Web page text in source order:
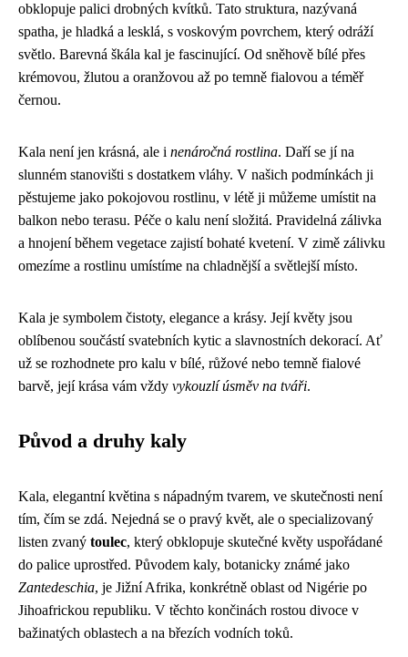
obklopuje palici drobných kvítků. Tato struktura, nazývaná
spatha, je hladká a lesklá, s voskovým povrchem, který odráží
světlo. Barevná škála kal je fascinující. Od sněhově bílé přes
krémovou, žlutou a oranžovou až po temně fialovou a téměř
černou.
Kala není jen krásná, ale i nenáročná rostlina. Daří se jí na
slunném stanovišti s dostatkem vláhy. V našich podmínkách ji
pěstujeme jako pokojovou rostlinu, v létě ji můžeme umístit na
balkon nebo terasu. Péče o kalu není složitá. Pravidelná zálivka
a hnojení během vegetace zajistí bohaté kvetení. V zimě zálivku
omezíme a rostlinu umístíme na chladnější a světlejší místo.
Kala je symbolem čistoty, elegance a krásy. Její květy jsou
oblíbenou součástí svatebních kytic a slavnostních dekorací. Ať
už se rozhodnete pro kalu v bílé, růžové nebo temně fialové
barvě, její krása vám vždy vykouzlí úsměv na tváři.
Původ a druhy kaly
Kala, elegantní květina s nápadným tvarem, ve skutečnosti není
tím, čím se zdá. Nejedná se o pravý květ, ale o specializovaný
listen zvaný toulec, který obklopuje skutečné květy uspořádané
do palice uprostřed. Původem kaly, botanicky známé jako
Zantedeschia, je Jižní Afrika, konkrétně oblast od Nigérie po
Jihoafrickou republiku. V těchto končinách rostou divoce v
bažinatých oblastech a na březích vodních toků.